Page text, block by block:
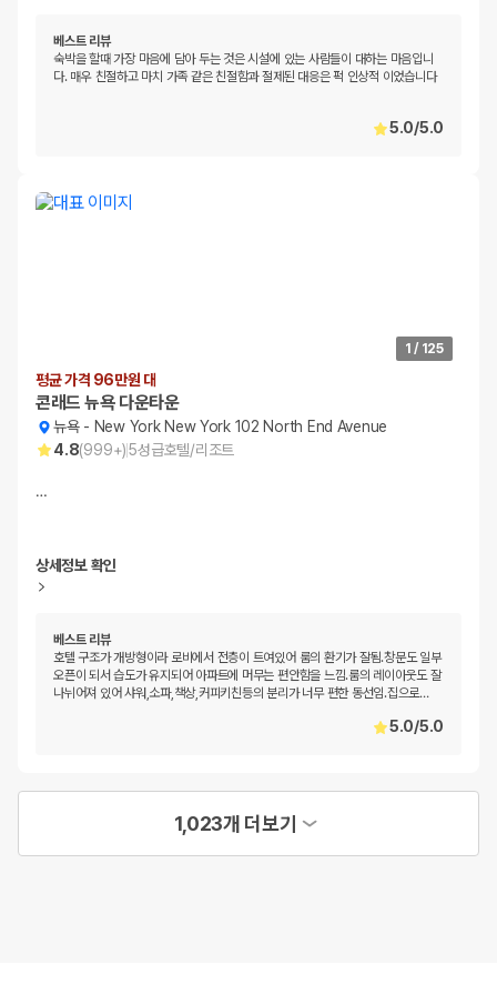
베스트 리뷰
숙박을 할때 가장 마음에 담아 두는 것은 시설에 있는 사람들이 대하는 마음입니
다. 매우 친절하고 마치 가족 같은 친절함과 절제된 대응은 퍽 인상적 이었습니다
5.0/5.0
1 / 125
평균 가격 96만원 대
콘래드 뉴욕 다운타운
뉴욕- New York New York 102 North End Avenue
4.8(999+)5성급호텔/리조트
…
상세정보 확인
베스트 리뷰
호텔 구조가 개방형이라 로비에서 전층이 트여있어 룸의 환기가 잘됨.창문도 일부
오픈이 되서 습도가 유지되어 아파트에 머무는 편안함을 느낌.룸의 레이아웃도 잘
나뉘어져 있어 샤워,소파,책상,커피키친등의 분리가 너무 편한 동선임.집으로…
5.0/5.0
1,023개 더보기